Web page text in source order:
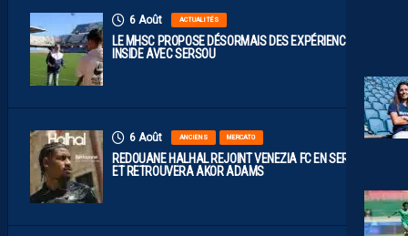
6 Août ACTUALITÉS
LE MHSC PROPOSE DÉSORMAIS DES EXPÉRIENCES
INSIDE AVEC SERSOU
6 Août ANCIENS MERCATO
REDOUANE HALHAL REJOINT VENEZIA FC EN SERIE A
ET RETROUVERA AKOR ADAMS